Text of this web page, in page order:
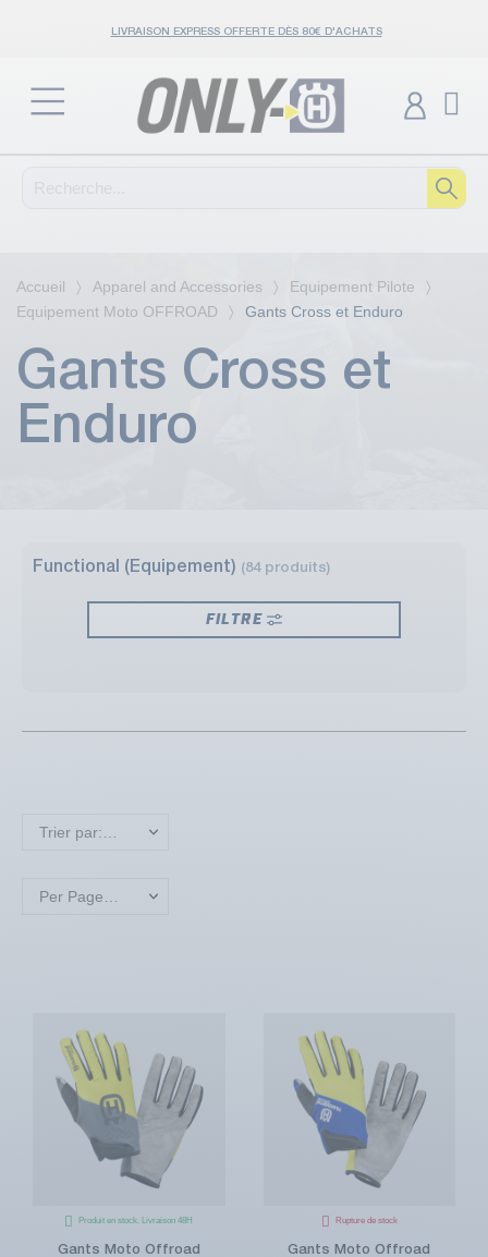
LIVRAISON EXPRESS OFFERTE DÈS 80€ D'ACHATS
Accueil Apparel and Accessories
Equipement Pilote
Equipement Moto OFFROAD
Gants Cross et Enduro
Gants Cross et
Enduro
Functional (Equipement) (84 produits)
FILTRE
Produit en stock. Livraison 48H
Gants Moto Offroad
Rupture de stock
Gants Moto Offroad